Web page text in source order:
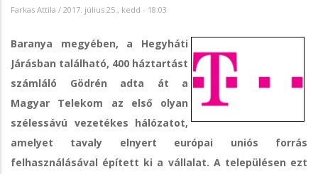
Farkas Attila / 2017. július 25., kedd - 18:03
Baranya megyében, a Hegyháti
Járásban található, 400 háztartást
számláló Gödrén adta át a
Magyar Telekom az első olyan
szélessávú vezetékes hálózatot,
amelyet tavaly elnyert európai uniós forrás
felhasználásával épített ki a vállalat. A településen ezt